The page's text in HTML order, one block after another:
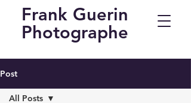
Frank Guerin
Photographe
Post
All Posts